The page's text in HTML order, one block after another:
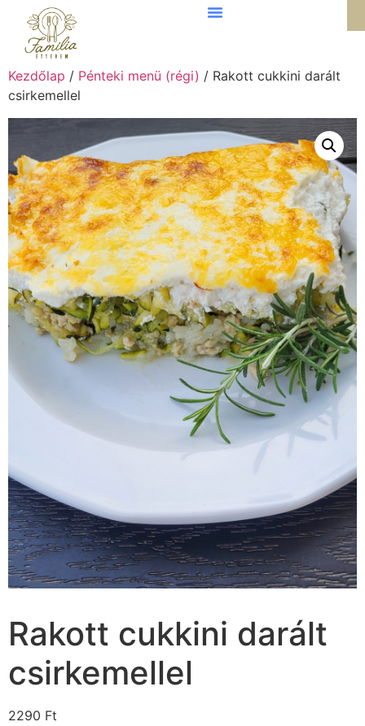
Kezdőlap / Pénteki menü (régi) / Rakott cukkini darált
csirkemellel
Rakott cukkini darált
csirkemellel
2290 Ft